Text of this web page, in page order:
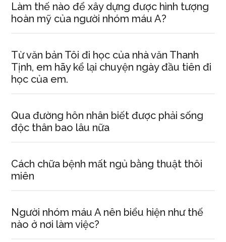
Làm thế nào để xây dựng được hình tượng
hoàn mỹ của người nhóm máu A?
Từ văn bản Tôi đi học của nhà văn Thanh
Tịnh, em hãy kể lại chuyện ngày đầu tiên đi
học của em.
Qua đường hôn nhân biết được phải sống
độc thân bao lâu nữa
Cách chữa bệnh mất ngủ bằng thuật thôi
miên
Người nhóm máu A nên biểu hiện như thế
nào ở nơi làm việc?